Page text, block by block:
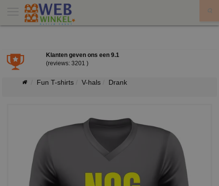
Klanten geven ons een 9.1
(reviews: 3201 )
Fun T-shirts V-hals Drank